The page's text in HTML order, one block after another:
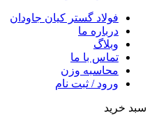
فولاد گستر کیان جاودان
درباره ما
وبلاگ
تماس با ما
محاسبه وزن
ورود / ثبت نام
سبد خرید